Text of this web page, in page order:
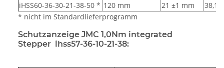
iHSS60-36-30-21-38-50 * 120 mm 21 ±1 mm
38,1
* nicht im Standardlieferprogramm
Schutzanzeige JMC 1,0Nm integrated
Stepper ihss57-36-10-21-38: